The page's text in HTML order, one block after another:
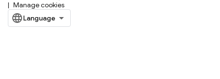
Manage cookies